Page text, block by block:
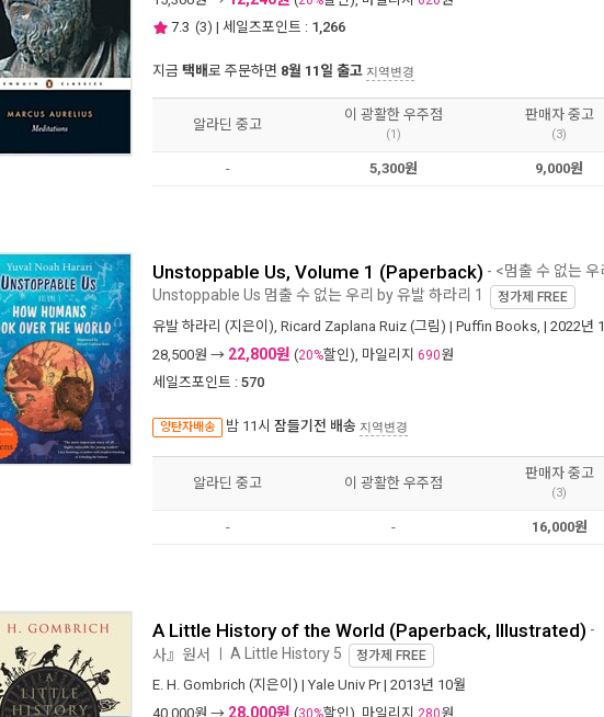
7.3 (3) | 세일즈포인트 : 1,266
지금 택배로 주문하면 8월 11일 출고 지역변경
알라딘 중고
이 광활한 우주점
(1)
판매자 중고
(3)
- 5,300원 9,000원
Unstoppable Us, Volume 1 (Paperback) - <멈출 수 없는 우
Unstoppable Us 멈출 수 없는 우리 by 유발 하라리 1 정가제 FREE
유발 하라리 (지은이), Ricard Zaplana Ruiz (그림) | Puffin Books, | 2022년
28,500원 → 22,800원 (20%할인), 마일리지 690원
세일즈포인트 : 570
양탄자배송 밤 11시 잠들기전 배송 지역변경
알라딘 중고 이 광활한 우주점
판매자 중고
(3)
- - 16,000원
A Little History of the World (Paperback, Illustrated) -
사』원서 A Little History 5 정가제 FREE
E. H. Gombrich (지은이) | Yale Univ Pr| 2013년 10월
40,000원 → 28,000원 (30%할인), 마일리지 280원